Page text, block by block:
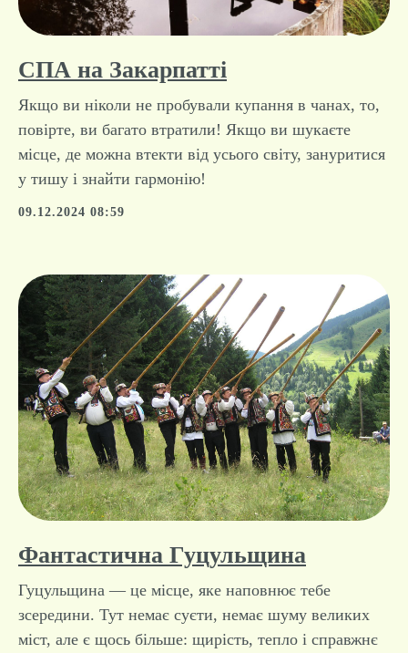
СПА на Закарпатті
Якщо ви ніколи не пробували купання в чанах, то,
повірте, ви багато втратили! Якщо ви шукаєте
місце, де можна втекти від усього світу, зануритися
у тишу і знайти гармонію!
09.12.2024 08:59
Фантастична Гуцульщина
Гуцульщина — це місце, яке наповнює тебе
зсередини. Тут немає суєти, немає шуму великих
міст, але є щось більше: щирість, тепло і справжнє